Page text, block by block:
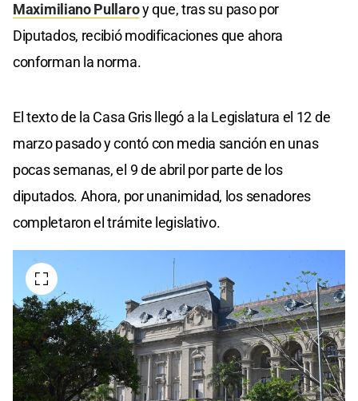
Maximiliano Pullaroy que, tras su paso por
Diputados, recibió modificaciones que ahora
conforman la norma.
El texto de la Casa Gris llegó a la Legislatura el 12 de
marzo pasado y contó con media sanción en unas
pocas semanas, el 9 de abril por parte de los
diputados. Ahora, por unanimidad, los senadores
completaron el trámite legislativo.